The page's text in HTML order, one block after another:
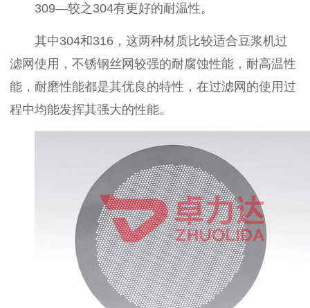
309—较之304有更好的耐温性。
其中304和316，这两种材质比较适合豆浆机过
滤网使用，不锈钢丝网较强的耐腐蚀性能，耐高温性
能，耐磨性能都是其优良的特性，在过滤网的使用过
程中均能发挥其强大的性能。